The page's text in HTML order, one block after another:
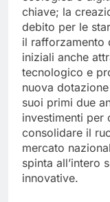
chiave; la
debito per le
il rafforzamento
iniziali anche
tecnologico e
nuova
suoi primi due
investimenti per
consolidare il
mercato
spinta all’intero
innovative.